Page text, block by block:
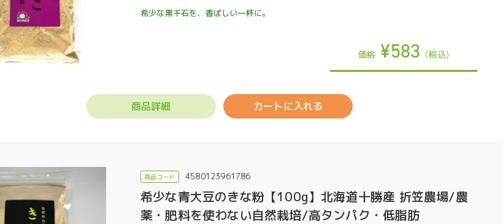
希少な黒千石を、香ばしい一杯に。
価格 ¥583 (税込)
商品詳細 カートに入れる
4580123961786
希少な青大豆のきな粉【100g】北海道十勝産 折笠農場/農
薬・肥料を使わない自然栽培/高タンパク・低脂肪